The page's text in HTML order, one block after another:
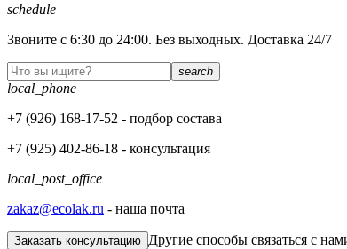
schedule
Звоните с 6:30 до 24:00. Без выходных. Доставка 24/7
search
local_phone
+7 (926) 168-17-52 - подбор состава
+7 (925) 402-86-18 - консультация
local_post_office
zakaz@ecolak.ru - наша почта
Заказать консультацию Другие способы связаться с